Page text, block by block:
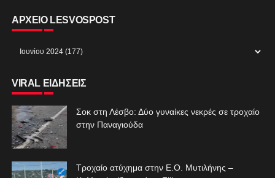
ΑΡΧΕΙΟ LESVOSPOST
VIRAL ΕΙΔΗΣΕΙΣ
Σοκ στη Λέσβο: Δύο γυναίκες νεκρές σε τροχαίο
στην Παναγιούδα
Τροχαίο ατύχημα στην Ε.Ο. Μυτιλήνης –